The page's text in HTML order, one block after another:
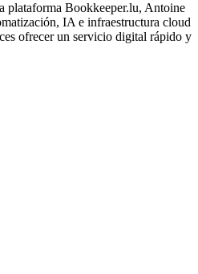
plataforma Bookkeeper.lu, Antoine
IA e infraestructura cloud
ofrecer un servicio digital rápido y